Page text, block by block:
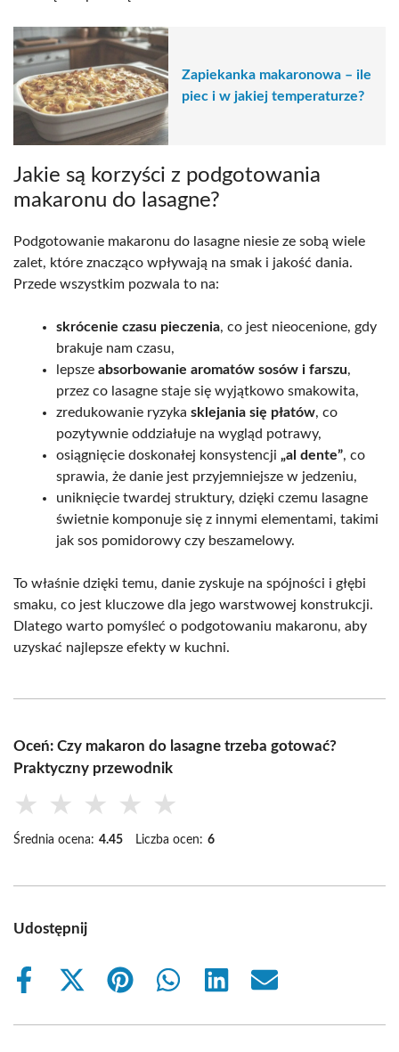
Zapiekanka makaronowa – ile
piec i w jakiej temperaturze?
Jakie są korzyści z podgotowania
makaronu do lasagne?
Podgotowanie makaronu do lasagne niesie ze sobą wiele
zalet, które znacząco wpływają na smak i jakość dania.
Przede wszystkim pozwala to na:
skrócenie czasu pieczenia, co jest nieocenione, gdy
brakuje nam czasu,
lepsze absorbowanie aromatów sosów i farszu,
przez co lasagne staje się wyjątkowo smakowita,
zredukowanie ryzyka sklejania się płatów, co
pozytywnie oddziałuje na wygląd potrawy,
osiągnięcie doskonałej konsystencji „al dente”, co
sprawia, że danie jest przyjemniejsze w jedzeniu,
uniknięcie twardej struktury, dzięki czemu lasagne
świetnie komponuje się z innymi elementami, takimi
jak sos pomidorowy czy beszamelowy.
To właśnie dzięki temu, danie zyskuje na spójności i głębi
smaku, co jest kluczowe dla jego warstwowej konstrukcji.
Dlatego warto pomyśleć o podgotowaniu makaronu, aby
uzyskać najlepsze efekty w kuchni.
Oceń: Czy makaron do lasagne trzeba gotować?
Praktyczny przewodnik
★ ★ ★ ★ ★
Średnia ocena: 4.45 Liczba ocen: 6
Udostępnij
Share
Share
(Twitter)
Share
Share
Share
Share